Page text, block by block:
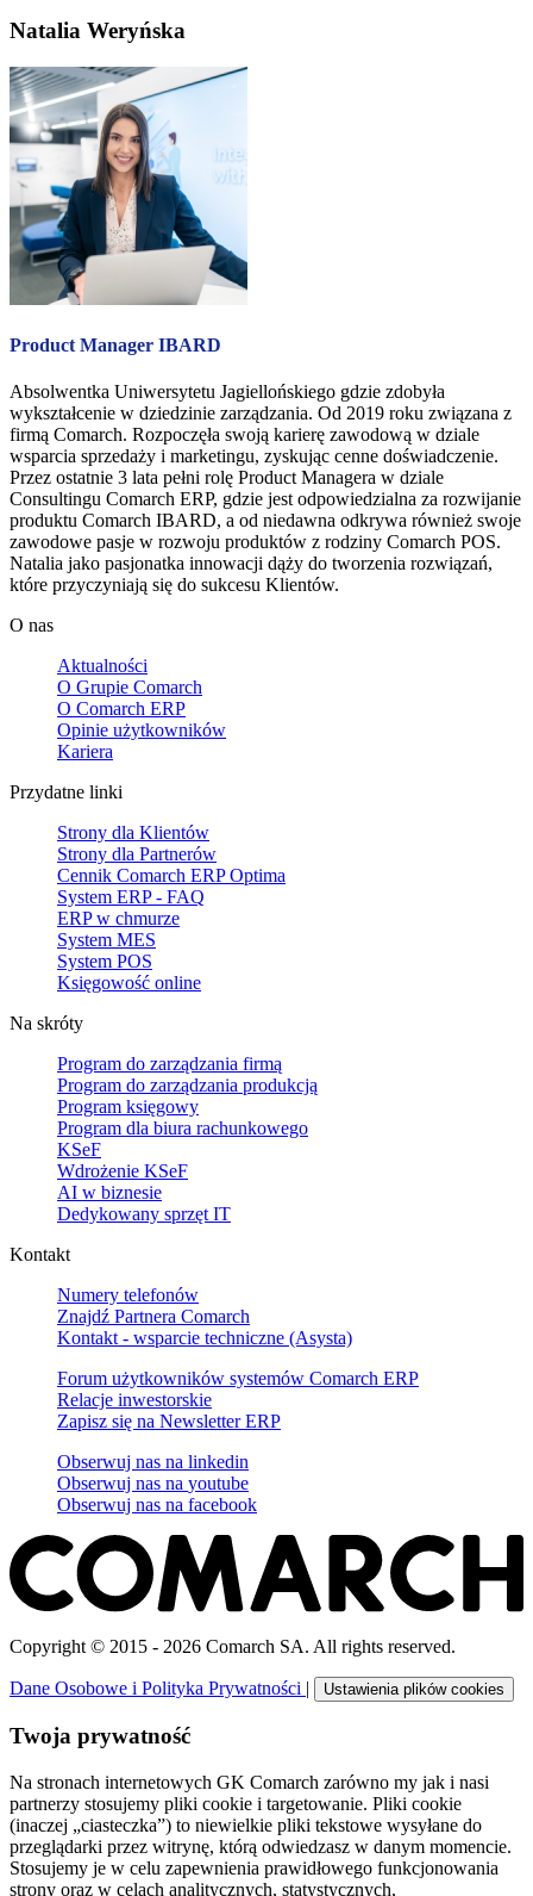
Natalia Weryńska
Product Manager IBARD
Absolwentka Uniwersytetu Jagiellońskiego gdzie zdobyła
wykształcenie w dziedzinie zarządzania. Od 2019 roku związana z
firmą Comarch. Rozpoczęła swoją karierę zawodową w dziale
wsparcia sprzedaży i marketingu, zyskując cenne doświadczenie.
Przez ostatnie 3 lata pełni rolę Product Managera w dziale
Consultingu Comarch ERP, gdzie jest odpowiedzialna za rozwijanie
produktu Comarch IBARD, a od niedawna odkrywa również swoje
zawodowe pasje w rozwoju produktów z rodziny Comarch POS.
Natalia jako pasjonatka innowacji dąży do tworzenia rozwiązań,
które przyczyniają się do sukcesu Klientów.
O nas
Aktualności
O Grupie Comarch
O Comarch ERP
Opinie użytkowników
Kariera
Przydatne linki
Strony dla Klientów
Strony dla Partnerów
Cennik Comarch ERP Optima
System ERP - FAQ
ERP w chmurze
System MES
System POS
Księgowość online
Na skróty
Program do zarządzania firmą
Program do zarządzania produkcją
Program księgowy
Program dla biura rachunkowego
KSeF
Wdrożenie KSeF
AI w biznesie
Dedykowany sprzęt IT
Kontakt
Numery telefonów
Znajdź Partnera Comarch
Kontakt - wsparcie techniczne (Asysta)
Forum użytkowników systemów Comarch ERP
Relacje inwestorskie
Zapisz się na Newsletter ERP
Obserwuj nas na linkedin
Obserwuj nas na youtube
Obserwuj nas na facebook
Copyright © 2015 - 2026 Comarch SA. All rights reserved.
Dane Osobowe i Polityka Prywatności | Ustawienia plików cookies
Twoja prywatność
Na stronach internetowych GK Comarch zarówno my jak i nasi
partnerzy stosujemy pliki cookie i targetowanie. Pliki cookie
(inaczej „ciasteczka”) to niewielkie pliki tekstowe wysyłane do
przeglądarki przez witrynę, którą odwiedzasz w danym momencie.
Stosujemy je w celu zapewnienia prawidłowego funkcjonowania
strony oraz w celach analitycznych, statystycznych,